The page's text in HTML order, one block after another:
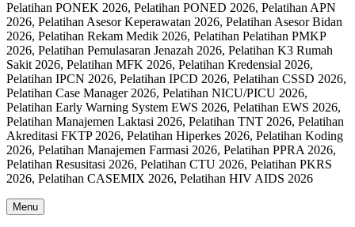
Pelatihan PONEK 2026, Pelatihan PONED 2026, Pelatihan APN
2026, Pelatihan Asesor Keperawatan 2026, Pelatihan Asesor Bidan
2026, Pelatihan Rekam Medik 2026, Pelatihan Pelatihan PMKP
2026, Pelatihan Pemulasaran Jenazah 2026, Pelatihan K3 Rumah
Sakit 2026, Pelatihan MFK 2026, Pelatihan Kredensial 2026,
Pelatihan IPCN 2026, Pelatihan IPCD 2026, Pelatihan CSSD 2026,
Pelatihan Case Manager 2026, Pelatihan NICU/PICU 2026,
Pelatihan Early Warning System EWS 2026, Pelatihan EWS 2026,
Pelatihan Manajemen Laktasi 2026, Pelatihan TNT 2026, Pelatihan
Akreditasi FKTP 2026, Pelatihan Hiperkes 2026, Pelatihan Koding
2026, Pelatihan Manajemen Farmasi 2026, Pelatihan PPRA 2026,
Pelatihan Resusitasi 2026, Pelatihan CTU 2026, Pelatihan PKRS
2026, Pelatihan CASEMIX 2026, Pelatihan HIV AIDS 2026
Menu